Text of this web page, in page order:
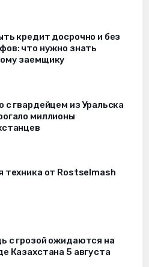
кредит досрочно и без
что нужно знать
заемщику
с гвардейцем из Уральска
миллионы
техника от Rostselmash
с грозой ожидаются на
Казахстана 5 августа